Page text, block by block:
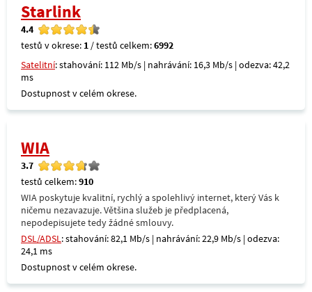
Starlink
4.4
testů v okrese: 1 / testů celkem:6992
Satelitní: stahování: 112 Mb/s | nahrávání: 16,3 Mb/s | odezva: 42,2
ms
Dostupnost v celém okrese.
WIA
3.7
testů celkem:910
WIA poskytuje kvalitní, rychlý a spolehlivý internet, který Vás k
ničemu nezavazuje. Většina služeb je předplacená,
nepodepisujete tedy žádné smlouvy.
DSL/ADSL: stahování: 82,1 Mb/s | nahrávání: 22,9 Mb/s | odezva:
24,1 ms
Dostupnost v celém okrese.